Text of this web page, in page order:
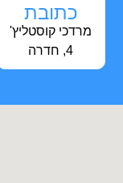
כתובת
מרדכי קוסטליץ'